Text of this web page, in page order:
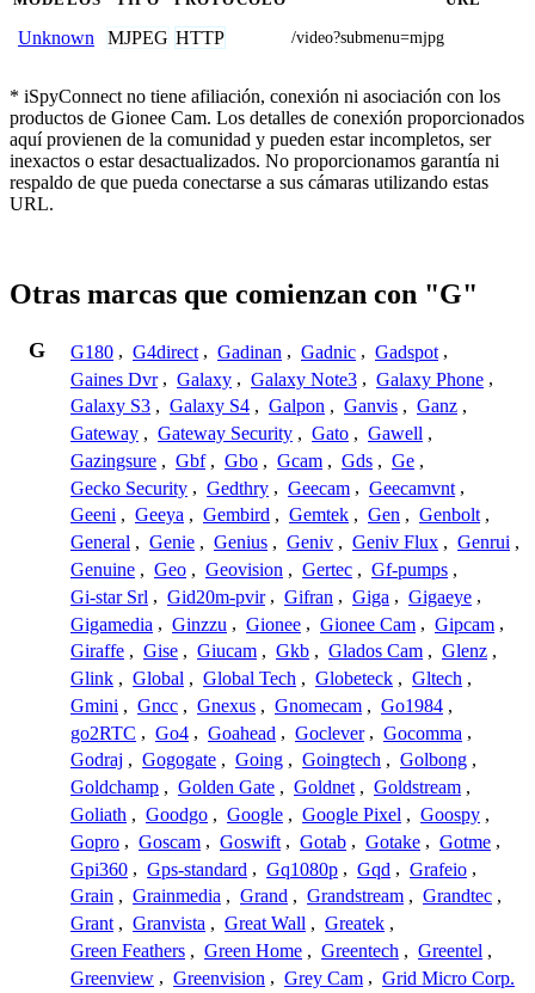
Unknown MJPEG HTTP /video?submenu=mjpg
* iSpyConnect no tiene afiliación, conexión ni asociación con los
productos de Gionee Cam. Los detalles de conexión proporcionados
aquí provienen de la comunidad y pueden estar incompletos, ser
inexactos o estar desactualizados. No proporcionamos garantía ni
respaldo de que pueda conectarse a sus cámaras utilizando estas
URL.
Otras marcas que comienzan con "G"
G G180 , G4direct , Gadinan , Gadnic , Gadspot ,
Gaines Dvr , Galaxy , Galaxy Note3 , Galaxy Phone ,
Galaxy S3 , Galaxy S4 , Galpon , Ganvis , Ganz ,
Gateway , Gateway Security , Gato , Gawell ,
Gazingsure , Gbf , Gbo , Gcam , Gds , Ge ,
Gecko Security , Gedthry , Geecam , Geecamvnt ,
Geeni , Geeya , Gembird , Gemtek , Gen , Genbolt ,
General , Genie , Genius , Geniv , Geniv Flux , Genrui ,
Genuine , Geo , Geovision , Gertec , Gf-pumps ,
Gi-star Srl , Gid20m-pvir , Gifran , Giga , Gigaeye ,
Gigamedia , Ginzzu , Gionee , Gionee Cam , Gipcam ,
Giraffe , Gise , Giucam , Gkb , Glados Cam , Glenz ,
Glink , Global , Global Tech , Globeteck , Gltech ,
Gmini , Gncc , Gnexus , Gnomecam , Go1984 ,
go2RTC , Go4 , Goahead , Goclever , Gocomma ,
Godraj , Gogogate , Going , Goingtech , Golbong ,
Goldchamp , Golden Gate , Goldnet , Goldstream ,
Goliath , Goodgo , Google , Google Pixel , Goospy ,
Gopro , Goscam , Goswift , Gotab , Gotake , Gotme ,
Gpi360 , Gps-standard , Gq1080p , Gqd , Grafeio ,
Grain , Grainmedia , Grand , Grandstream , Grandtec ,
Grant , Granvista , Great Wall , Greatek ,
Green Feathers , Green Home , Greentech , Greentel ,
Greenview , Greenvision , Grey Cam , Grid Micro Corp.